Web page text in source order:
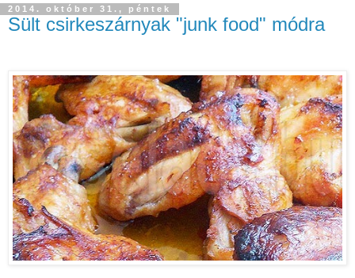
2014. október 31., péntek
Sült csirkeszárnyak "junk food" módra